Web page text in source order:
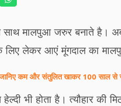
साथ मालपुआ जरुर बनाते है।
लेकर आएं मूंगदाल का
कम और संतुलित खाकर 100 साल से
भी होता है। त्यौहार की